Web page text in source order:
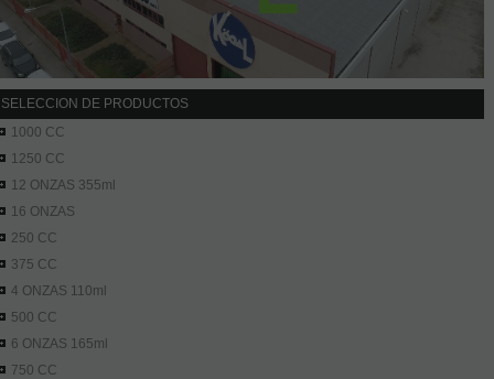
SELECCION DE PRODUCTOS
1000 CC
1250 CC
12 ONZAS 355ml
16 ONZAS
250 CC
375 CC
4 ONZAS 110ml
500 CC
6 ONZAS 165ml
750 CC